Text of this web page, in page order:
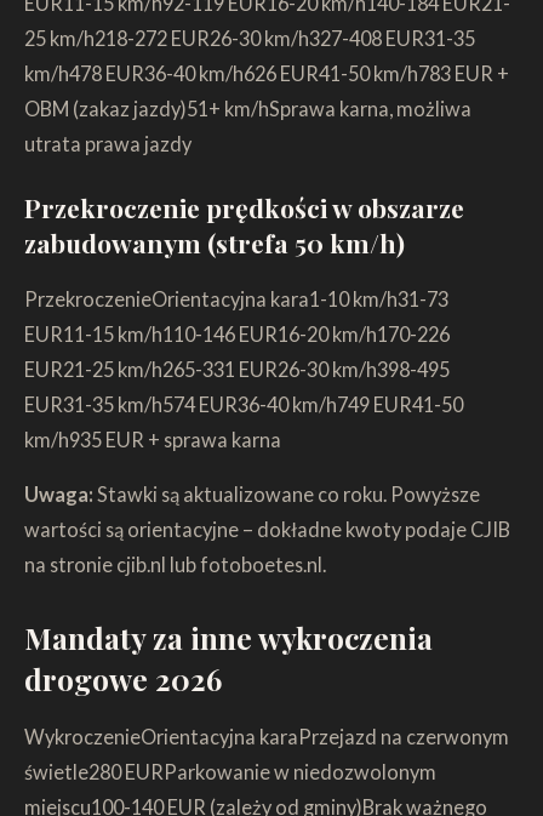
25 km/h218-272 EUR26-30 km/h327-408 EUR31-35
km/h478 EUR36-40 km/h626 EUR41-50 km/h783 EUR +
OBM (zakaz jazdy)51+ km/hSprawa karna, możliwa
utrata prawa jazdy
Przekroczenie prędkości w obszarze
zabudowanym (strefa 50 km/h)
PrzekroczenieOrientacyjna kara1-10 km/h31-73
EUR11-15 km/h110-146 EUR16-20 km/h170-226
EUR21-25 km/h265-331 EUR26-30 km/h398-495
EUR31-35 km/h574 EUR36-40 km/h749 EUR41-50
km/h935 EUR + sprawa karna
Uwaga: Stawki są aktualizowane co roku. Powyższe
wartości są orientacyjne – dokładne kwoty podaje CJIB
na stronie cjib.nl lub fotoboetes.nl.
Mandaty za inne wykroczenia
drogowe 2026
WykroczenieOrientacyjna karaPrzejazd na czerwonym
świetle280 EURParkowanie w niedozwolonym
miejscu100-140 EUR (zależy od gminy)Brak ważnego